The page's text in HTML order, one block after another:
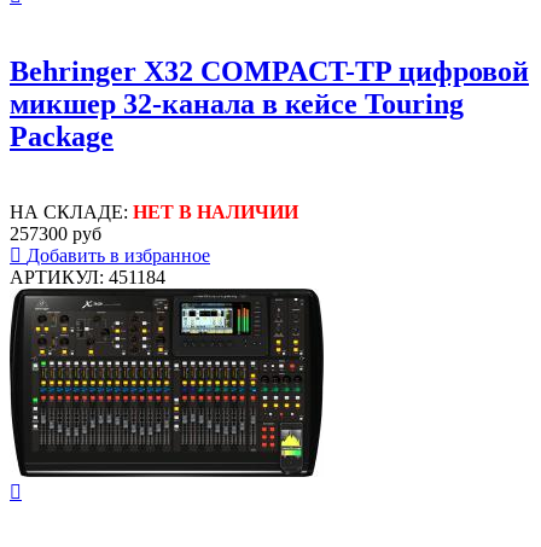
Behringer X32 COMPACT-TP цифровой
микшер 32-канала в кейсе Touring
Package
НА СКЛАДЕ: НЕТ В НАЛИЧИИ
257300 руб
Добавить в избранное
АРТИКУЛ: 451184